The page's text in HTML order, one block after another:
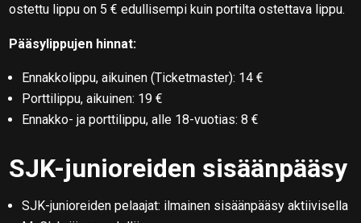
ostettu lippu on 5 € edullisempi kuin portilta ostettava lippu.
Pääsylippujen hinnat:
Ennakkolippu, aikuinen (Ticketmaster): 14 €
Porttilippu, aikuinen: 19 €
Ennakko- ja porttilippu, alle 18-vuotias: 8 €
SJK-junioreiden sisäänpääsy
SJK-junioreiden pelaajat: ilmainen sisäänpääsy aktiivisella